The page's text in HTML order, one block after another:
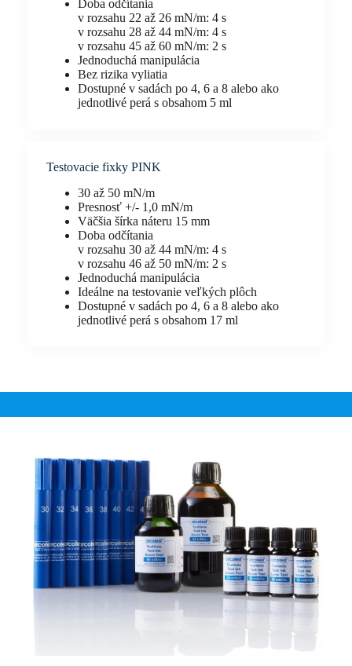
Doba odčítania
v rozsahu 22 až 26 mN/m: 4 s
v rozsahu 28 až 44 mN/m: 4 s
v rozsahu 45 až 60 mN/m: 2 s
Jednoduchá manipulácia
Bez rizika vyliatia
Dostupné v sadách po 4, 6 a 8 alebo ako
jednotlivé perá s obsahom 5 ml
Testovacie fixky PINK
30 až 50 mN/m
Presnosť +/- 1,0 mN/m
Väčšia šírka náteru 15 mm
Doba odčítania
v rozsahu 30 až 44 mN/m: 4 s
v rozsahu 46 až 50 mN/m: 2 s
Jednoduchá manipulácia
Ideálne na testovanie veľkých plôch
Dostupné v sadách po 4, 6 a 8 alebo ako
jednotlivé perá s obsahom 17 ml